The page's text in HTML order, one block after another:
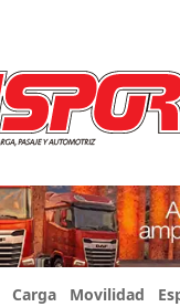
Carga Movilidad